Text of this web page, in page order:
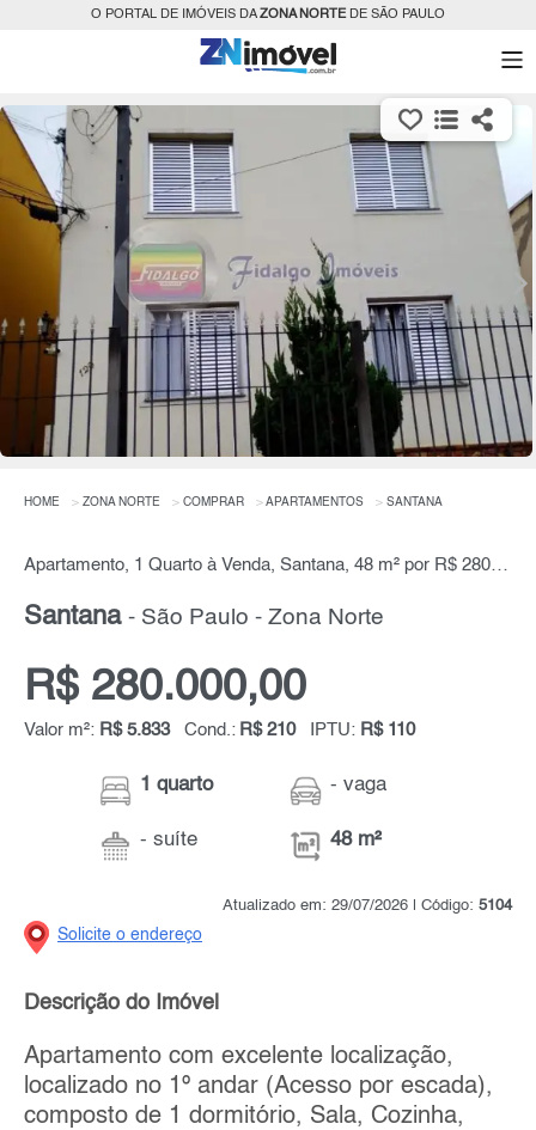
O PORTAL DE IMÓVEIS DAZONA NORTEDE SÃO PAULO
HOME ZONA NORTE COMPRAR APARTAMENTOS SANTANA
Apartamento, 1 Quarto à Venda, Santana, 48 m² por R$ 280.000,00
Santana - São Paulo - Zona Norte
R$ 280.000,00
Valor m²: R$ 5.833 Cond.: R$ 210 IPTU: R$ 110
1 quarto
- suíte
- vaga
48 m²
Atualizado em: 29/07/2026 | Código: 5104
Solicite o endereço
Descrição do Imóvel
Apartamento com excelente localização,
localizado no 1º andar (Acesso por escada),
composto de 1 dormitório, Sala, Cozinha,